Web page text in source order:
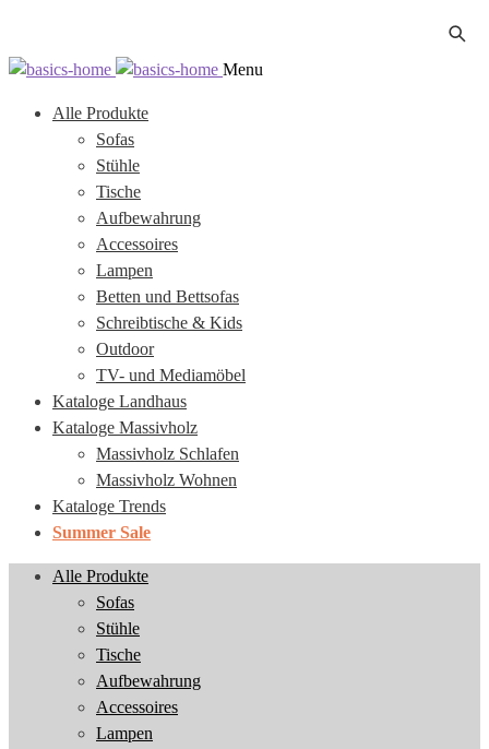
Zur
springen
Zum
springen
Menu
Alle Produkte
Sofas
Stühle
Tische
Aufbewahrung
Accessoires
Lampen
Betten und Bettsofas
Schreibtische & Kids
Outdoor
TV- und Mediamöbel
Kataloge Landhaus
Kataloge Massivholz
Massivholz Schlafen
Massivholz Wohnen
Kataloge Trends
Summer Sale
Alle Produkte
Sofas
Stühle
Tische
Aufbewahrung
Accessoires
Lampen